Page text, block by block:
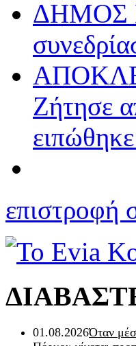
ΔΗΜΟΣ
Ζήτησε
επιστροφή
01.08.2026Όταν